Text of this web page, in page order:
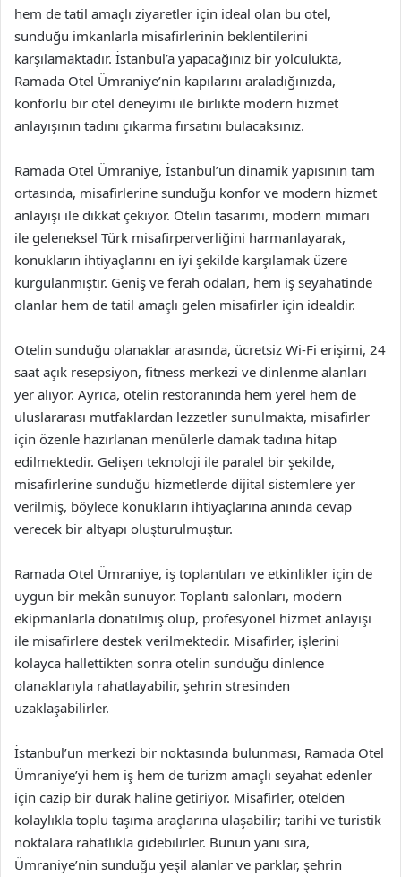
hem de tatil amaçlı ziyaretler için ideal olan bu otel,
sunduğu imkanlarla misafirlerinin beklentilerini
karşılamaktadır. İstanbul’a yapacağınız bir yolculukta,
Ramada Otel Ümraniye’nin kapılarını araladığınızda,
konforlu bir otel deneyimi ile birlikte modern hizmet
anlayışının tadını çıkarma fırsatını bulacaksınız.
Ramada Otel Ümraniye, İstanbul’un dinamik yapısının tam
ortasında, misafirlerine sunduğu konfor ve modern hizmet
anlayışı ile dikkat çekiyor. Otelin tasarımı, modern mimari
ile geleneksel Türk misafirperverliğini harmanlayarak,
konukların ihtiyaçlarını en iyi şekilde karşılamak üzere
kurgulanmıştır. Geniş ve ferah odaları, hem iş seyahatinde
olanlar hem de tatil amaçlı gelen misafirler için idealdir.
Otelin sunduğu olanaklar arasında, ücretsiz Wi-Fi erişimi, 24
saat açık resepsiyon, fitness merkezi ve dinlenme alanları
yer alıyor. Ayrıca, otelin restoranında hem yerel hem de
uluslararası mutfaklardan lezzetler sunulmakta, misafirler
için özenle hazırlanan menülerle damak tadına hitap
edilmektedir. Gelişen teknoloji ile paralel bir şekilde,
misafirlerine sunduğu hizmetlerde dijital sistemlere yer
verilmiş, böylece konukların ihtiyaçlarına anında cevap
verecek bir altyapı oluşturulmuştur.
Ramada Otel Ümraniye, iş toplantıları ve etkinlikler için de
uygun bir mekân sunuyor. Toplantı salonları, modern
ekipmanlarla donatılmış olup, profesyonel hizmet anlayışı
ile misafirlere destek verilmektedir. Misafirler, işlerini
kolayca hallettikten sonra otelin sunduğu dinlence
olanaklarıyla rahatlayabilir, şehrin stresinden
uzaklaşabilirler.
İstanbul’un merkezi bir noktasında bulunması, Ramada Otel
Ümraniye’yi hem iş hem de turizm amaçlı seyahat edenler
için cazip bir durak haline getiriyor. Misafirler, otelden
kolaylıkla toplu taşıma araçlarına ulaşabilir; tarihi ve turistik
noktalara rahatlıkla gidebilirler. Bunun yanı sıra,
Ümraniye’nin sunduğu yeşil alanlar ve parklar, şehrin